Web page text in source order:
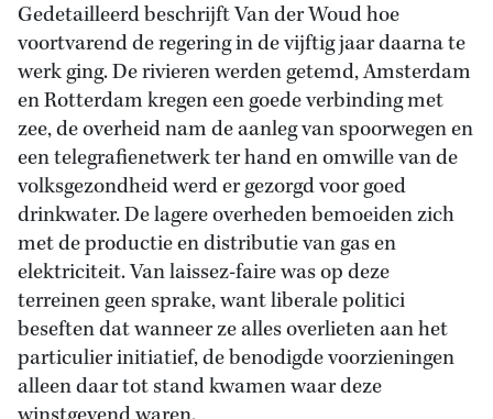
Gedetailleerd beschrijft Van der Woud hoe
voortvarend de regering in de vijftig jaar daarna te
werk ging. De rivieren werden getemd, Amsterdam
en Rotterdam kregen een goede verbinding met
zee, de overheid nam de aanleg van spoorwegen en
een telegrafienetwerk ter hand en omwille van de
volksgezondheid werd er gezorgd voor goed
drinkwater. De lagere overheden bemoeiden zich
met de productie en distributie van gas en
elektriciteit. Van laissez-faire was op deze
terreinen geen sprake, want liberale politici
beseften dat wanneer ze alles overlieten aan het
particulier initiatief, de benodigde voorzieningen
alleen daar tot stand kwamen waar deze